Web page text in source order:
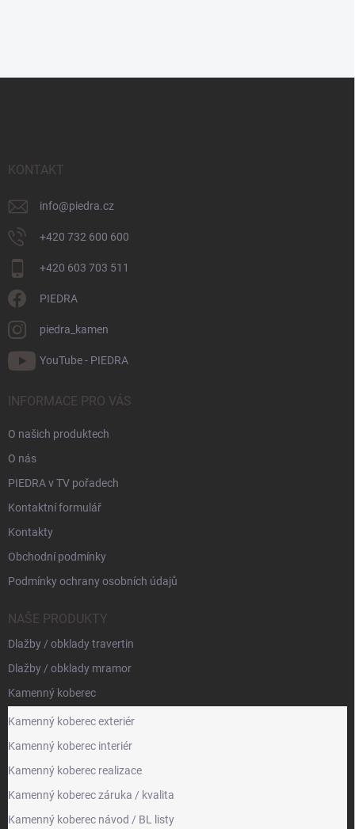
KONTAKT
info@piedra.cz
+420 732 600 600
+420 603 703 511
PIEDRA
piedra_kamen
YouTube - PIEDRA
INFORMACE PRO VÁS
O našich produktech
O nás
PIEDRA v TV pořadech
Kontaktní formulář
Kontakty
Obchodní podmínky
Podmínky ochrany osobních údajů
NAŠE PRODUKTY
Dlažby / obklady travertin
Dlažby / obklady mramor
Kamenný koberec
Kamenný koberec exteriér
Kamenný koberec interiér
Kamenný koberec realizace
Kamenný koberec záruka / kvalita
Kamenný koberec návod / BL listy